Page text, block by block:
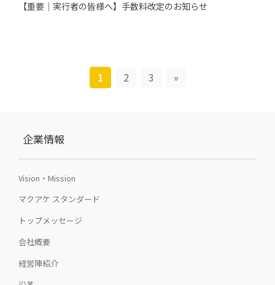
【重要｜実行者の皆様へ】手数料改定のお知らせ
1 2 3 »
企業情報
Vision・Mission
マクアケ スタンダード
トップメッセージ
会社概要
経営陣紹介